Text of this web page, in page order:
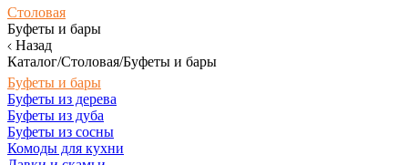
Столовая
Буфеты и бары
Назад
Каталог/Столовая/Буфеты и бары
Буфеты и бары
Буфеты из дерева
Буфеты из дуба
Буфеты из сосны
Комоды для кухни